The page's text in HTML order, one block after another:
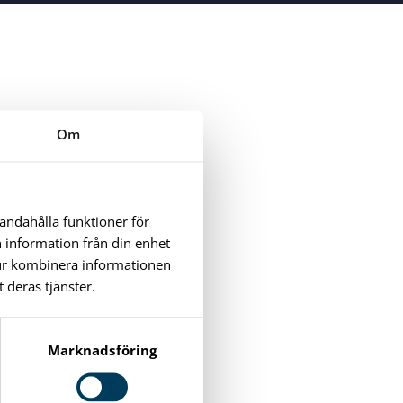
Om
funktioner för
information från din enhet
kombinera informationen
tjänster.
Marknadsföring